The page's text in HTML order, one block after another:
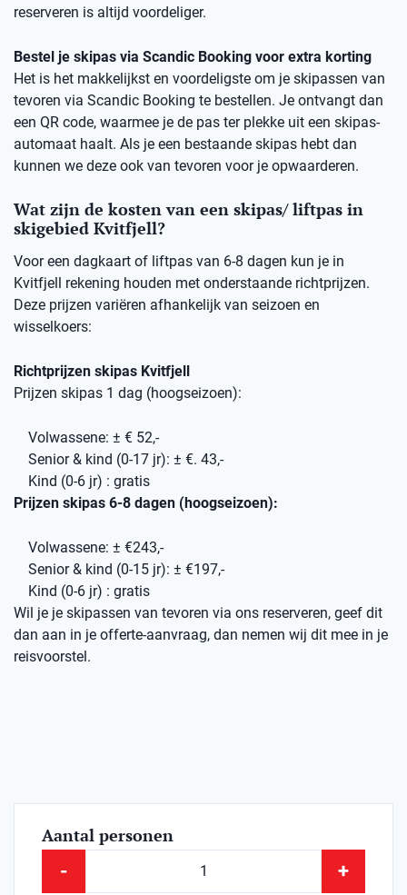
reserveren is altijd voordeliger.
Bestel je skipas via Scandic Booking voor extra korting
Het is het makkelijkst en voordeligste om je skipassen van
tevoren via Scandic Booking te bestellen. Je ontvangt dan
een QR code, waarmee je de pas ter plekke uit een skipas-
automaat haalt. Als je een bestaande skipas hebt dan
kunnen we deze ook van tevoren voor je opwaarderen.
Wat zijn de kosten van een skipas/ liftpas in
skigebied Kvitfjell?
Voor een dagkaart of liftpas van 6-8 dagen kun je in
Kvitfjell rekening houden met onderstaande richtprijzen.
Deze prijzen variëren afhankelijk van seizoen en
wisselkoers:
Richtprijzen skipas Kvitfjell
Prijzen skipas 1 dag (hoogseizoen):
Volwassene: ± € 52,-
Senior & kind (0-17 jr): ± €. 43,-
Kind (0-6 jr) : gratis
Prijzen skipas 6-8 dagen (hoogseizoen):
Volwassene: ± €243,-
Senior & kind (0-15 jr): ± €197,-
Kind (0-6 jr) : gratis
Wil je je skipassen van tevoren via ons reserveren, geef dit
dan aan in je offerte-aanvraag, dan nemen wij dit mee in je
reisvoorstel.
Aantal personen
- +